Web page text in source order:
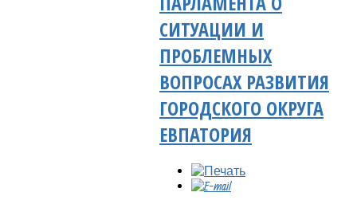
СИТУАЦИИ И
ПРОБЛЕМНЫХ
ВОПРОСАХ РАЗВИТИЯ
ГОРОДСКОГО ОКРУГА
ЕВПАТОРИЯ